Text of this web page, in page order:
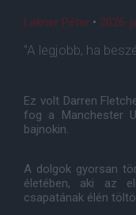
Lakner Péter • 2026.
"A legjobb, ha
Ez volt Darren
fog a Manchester
bajnokin.
A dolgok gyorsan
életében, aki az
csapatának élén